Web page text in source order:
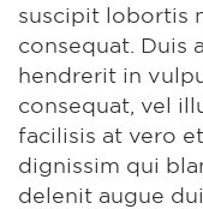
suscipit lobortis
consequat. Duis
hendrerit in
consequat, vel
facilisis at vero
dignissim qui
delenit augue